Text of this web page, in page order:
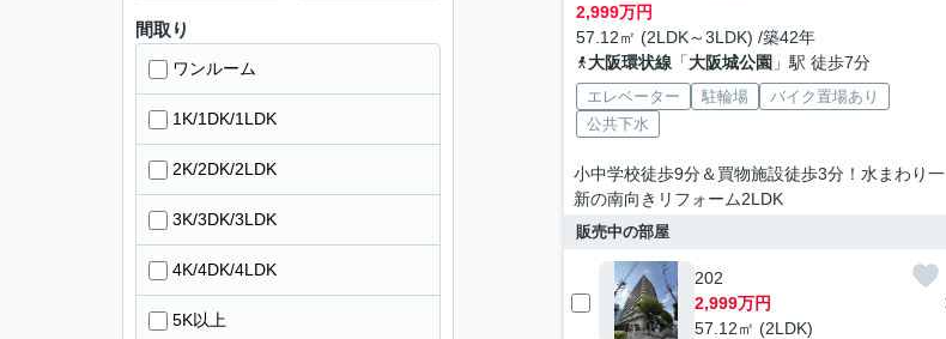
2,999万円
57.12㎡ (2LDK～3LDK) /築42年
大阪環状線「大阪城公園 」駅 徒歩7分
エレベーター 駐輪場
バイク置場あり
公共下水
小中学校徒歩9分＆買物施設徒歩3分！水まわり一
新の南向きリフォーム2LDK
販売中の部屋
202
2,999万円
57.12㎡ (2LDK)
間取り
ワンルーム
1K/1DK/1LDK
2K/2DK/2LDK
3K/3DK/3LDK
4K/4DK/4LDK
5K以上